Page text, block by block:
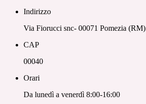
Indirizzo
Via Fiorucci snc- 00071 Pomezia (RM)
CAP
00040
Orari
Da lunedì a venerdì 8:00-16:00